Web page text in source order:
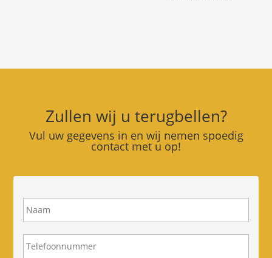
Zullen wij u terugbellen?
Vul uw gegevens in en wij nemen spoedig
contact met u op!
N
a
T
e